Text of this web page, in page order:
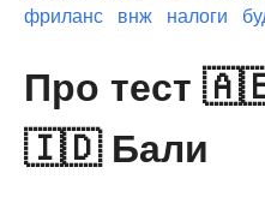
фриланс
внж налоги
Про тест
🇮🇩 Бали